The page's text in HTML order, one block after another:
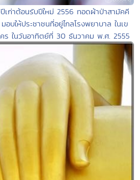
ก่าต้อนรับปีใหม่ 2556 ทอดผ้าป่าสามัคคี
บให้ประชาชนที่อยู่ไกลโรงพยาบาล ในเข
ในวันอาทิตย์ที่ 30 ธันวาคม พ.ศ. 2555